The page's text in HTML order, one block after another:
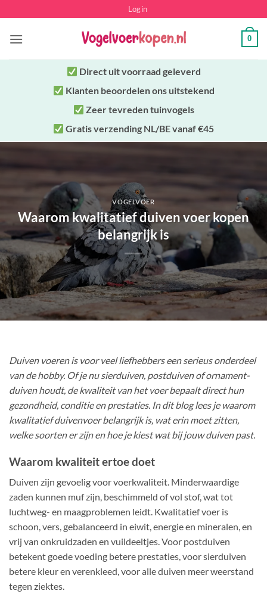
naar
inhoud
Login
0
Direct uitvoorraad geleverd
Klanten beoordelen ons uitstekend
Zeer tevreden tuinvogels
Gratis verzending NL/BE vanaf €45
VOGELVOER
Waarom kwalitatief duiven voer kopen
belangrijk is
Duiven voeren is voor veel liefhebbers een serieus onderdeel
van de hobby. Of je nu sierduiven, postduiven of ornament-
duiven houdt, de kwaliteit van het voer bepaalt direct hun
gezondheid, conditie en prestaties. In dit blog lees je waarom
kwalitatief duivenvoer belangrijk is, wat erin moet zitten,
welke soorten er zijn en hoe je kiest wat bij jouw duiven past.
Waarom kwaliteit ertoe doet
Duiven zijn gevoelig voor voerkwaliteit. Minderwaardige
zaden kunnen muf zijn, beschimmeld of vol stof, wat tot
luchtweg- en maagproblemen leidt. Kwalitatief voer is
schoon, vers, gebalanceerd in eiwit, energie en mineralen, en
vrij van onkruidzaden en vuildeeltjes. Voor postduiven
betekent goede voeding betere prestaties, voor sierduiven
betere kleur en verenkleed, voor alle duiven meer weerstand
tegen ziektes.